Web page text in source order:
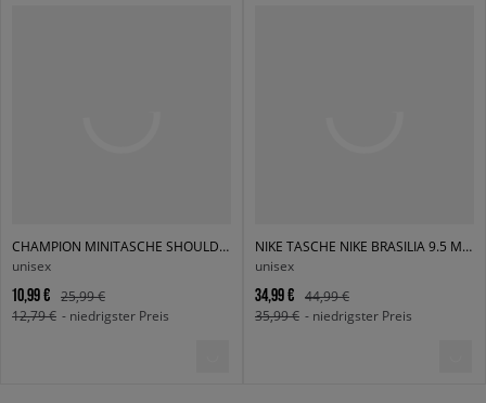
CHAMPION MINITASCHE SHOULDER BAG
unisex
10,99 €
25,99 €
12,79 € - niedrigster Preis
NIKE TASCHE NIKE BRASILIA 9.5 MEDIUM 60L
unisex
34,99 €
44,99 €
35,99 € - niedrigster Preis